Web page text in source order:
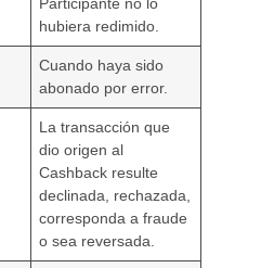
hubiera redimido.
Cuando haya sido
abonado por error.
La transacción que
dio origen al
Cashback resulte
declinada, rechazada,
corresponda a fraude
o sea reversada.